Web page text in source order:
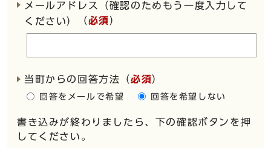
メールアドレス（確認のためもう一度入力して
ください）
（必須）
当町からの回答方法 （必須）
回答をメールで希望 回答を希望しない
書き込みが終わりましたら、下の確認ボタンを押
してください。